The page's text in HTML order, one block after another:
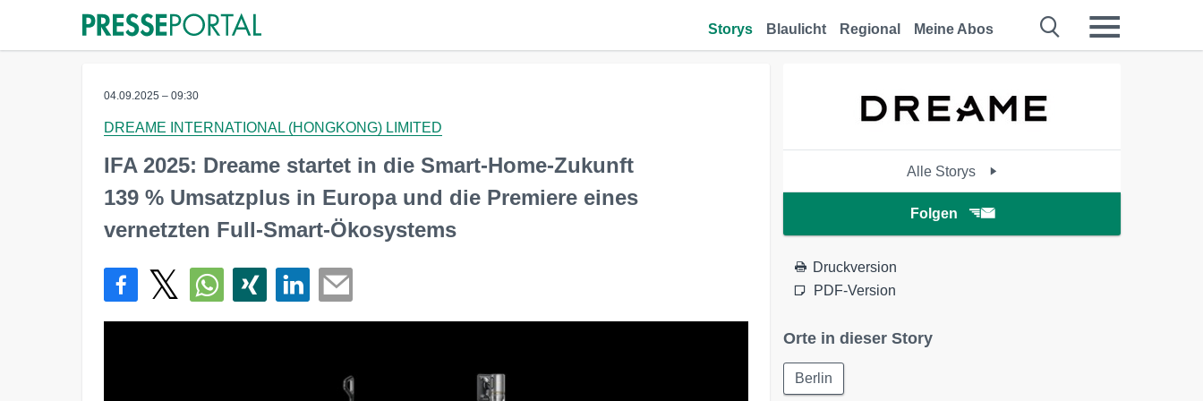
Storys Blaulicht Regional Meine Abos
04.09.2025 – 09:30
DREAME INTERNATIONAL (HONGKONG) LIMITED
IFA 2025: Dreame startet in die Smart-Home-Zukunft
139 % Umsatzplus in Europa und die Premiere eines
vernetzten Full-Smart-Ökosystems
Alle Storys
Folgen
Druckversion
PDF-Version
Orte in dieser Story
Berlin